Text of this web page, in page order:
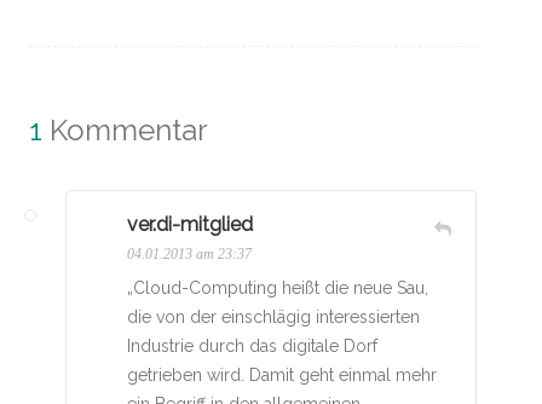
1 Kommentar
ver.di-mitglied
04.01.2013 am 23:37
„Cloud-Computing heißt die neue Sau,
die von der einschlägig interessierten
Industrie durch das digitale Dorf
getrieben wird. Damit geht einmal mehr